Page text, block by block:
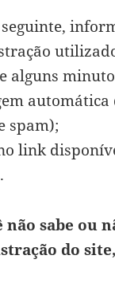
alguns
spam);
link
não sabe ou
do site,